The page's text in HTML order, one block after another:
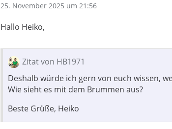
25. November 2025 um 21:56
Hallo Heiko,
Zitat von HB1971
Deshalb würde ich gern von euch wissen,
Wie sieht es mit dem Brummen aus?
Beste Grüße, Heiko